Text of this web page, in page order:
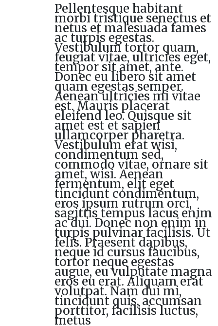
Pellentesque habitant
morbi tristique senectus et
netus et malesuada fames
ac turpis egestas.
Vestibulum tortor quam,
feugiat vitae, ultricies eget,
tempor sit amet, ante.
Donec eu libero sit amet
quam egestas semper.
Aenean ultricies mi vitae
est. Mauris placerat
eleifend leo. Quisque sit
amet est et sapien
ullamcorper pharetra.
Vestibulum erat wisi,
condimentum sed,
commodo vitae, ornare sit
amet, wisi. Aenean
fermentum, elit eget
tincidunt condimentum,
eros ipsum rutrum orci,
sagittis tempus lacus enim
ac dui. Donec non enim in
turpis pulvinar facilisis. Ut
felis. Praesent dapibus,
neque id cursus faucibus,
tortor neque egestas
augue, eu vulputate magna
eros eu erat. Aliquam erat
volutpat. Nam dui mi,
tincidunt quis, accumsan
porttitor, facilisis luctus,
metus